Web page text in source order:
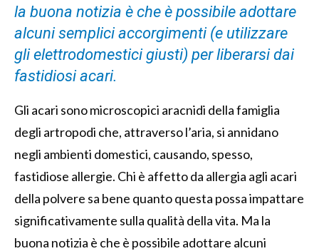
la buona notizia è che è possibile adottare
alcuni semplici accorgimenti (e utilizzare
gli elettrodomestici giusti) per liberarsi dai
fastidiosi acari.
Gli acari sono microscopici aracnidi della famiglia
degli artropodi che, attraverso l’aria, si annidano
negli ambienti domestici, causando, spesso,
fastidiose allergie. Chi è affetto da allergia agli acari
della polvere sa bene quanto questa possa impattare
significativamente sulla qualità della vita. Ma la
buona notizia è che è possibile adottare alcuni